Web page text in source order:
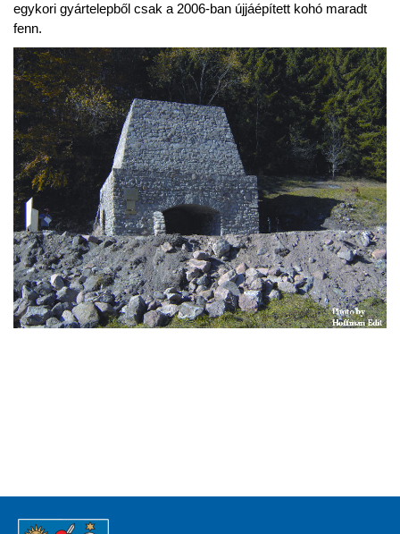
egykori gyártelepből csak a 2006-ban újjáépített kohó maradt
fenn.